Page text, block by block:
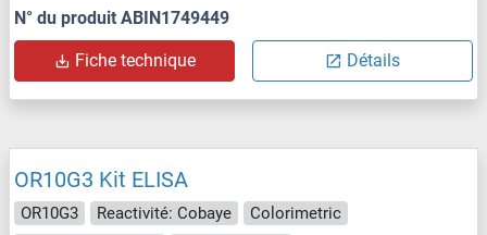
N° du produit ABIN1749449
Fiche technique Détails
OR10G3 Kit ELISA
OR10G3 Reactivité: Cobaye
Colorimetric